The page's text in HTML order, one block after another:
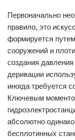
Первоначально
правило, это
формируется
сооружений и
создания
деривации
иногда требуется
Ключевым
абсолютно
бесплотинных